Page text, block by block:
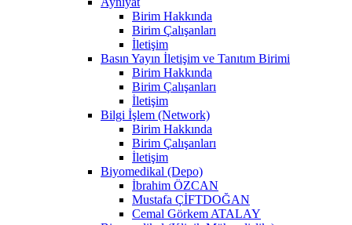
Birim Hakkında
Birim Çalışanları
İletişim
Basın Yayın İletişim ve Tanıtım Birimi
Birim Hakkında
Birim Çalışanları
İletişim
Bilgi İşlem (Network)
Birim Hakkında
Birim Çalışanları
İletişim
Biyomedikal (Depo)
İbrahim ÖZCAN
Mustafa ÇİFTDOĞAN
Cemal Görkem ATALAY